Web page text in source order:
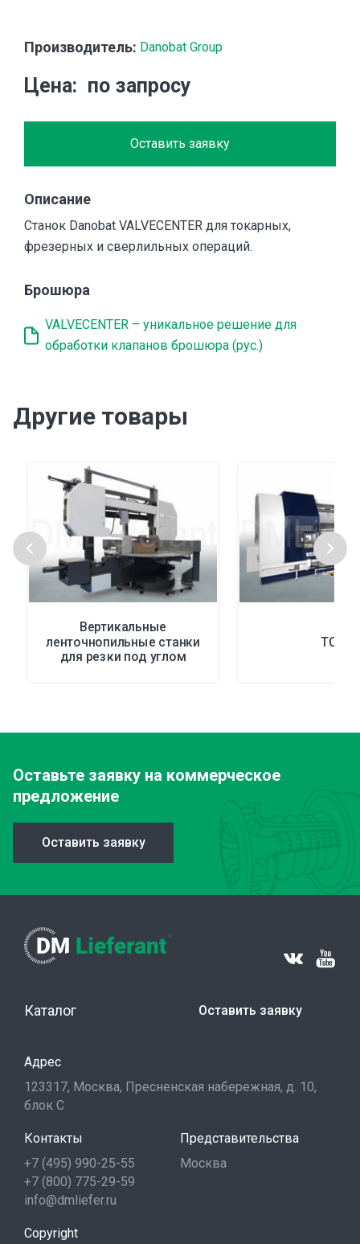
Производитель: Danobat Group
Цена по запросу
Оставить заявку
Описание
Станок Danobat VALVECENTER для токарных,
фрезерных и сверлильных операций.
Брошюра
VALVECENTER – уникальное решение для
обработки клапанов брошюра (рус.)
Другие товары
Вертикальные
ленточнопильные станки
для резки под углом
TCN
Оставьте заявку на коммерческое
предложение
Оставить заявку
Каталог Оставить заявку
Адрес
123317, Москва, Пресненская набережная, д. 10,
блок С
Контакты
+7 (495) 990-25-55
+7 (800) 775-29-59
info@dmliefer.ru
Представительства
Москва
Copyright